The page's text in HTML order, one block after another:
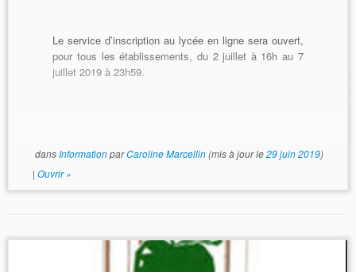
Le service d’inscription au lycée en ligne sera ouvert,
pour tous les établissements, du 2 juillet à 16h au 7
juillet 2019 à 23h59.
dansInformationparCaroline Marcellin(mis à jour le29 juin 2019)
| Ouvrir »